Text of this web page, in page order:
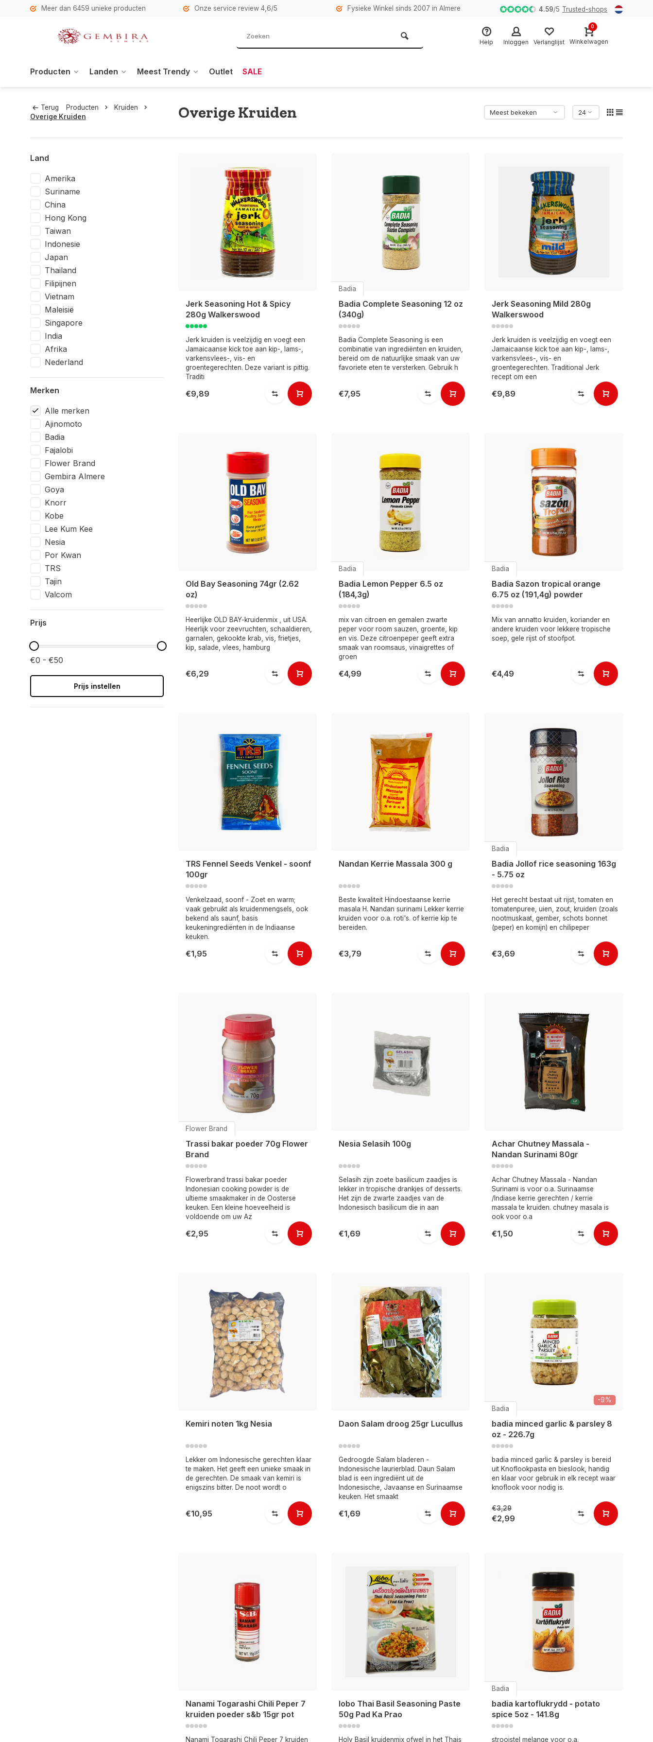
Meer dan 6459 unieke producten Onze service review 4,6/5 Fysieke Winkel sinds 2007 in Almere 4.59/5 Trusted-shops
Help Inloggen Verlanglijst
0
Winkelwagen
Producten Landen Meest Trendy Outlet SALE
Terug Producten
Kruiden
Overige Kruiden
Overige Kruiden
Land
Amerika
Suriname
China
Hong Kong
Taiwan
Indonesie
Japan
Thailand
Filipijnen
Vietnam
Maleisië
Singapore
India
Afrika
Nederland
Merken
Alle merken
Ajinomoto
Badia
Fajalobi
Flower Brand
Gembira Almere
Goya
Knorr
Kobe
Lee Kum Kee
Nesia
Por Kwan
TRS
Tajin
Valcom
Prijs
€0 - €50
Prijs instellen
Jerk Seasoning Hot & Spicy
280g Walkerswood
Jerk kruiden is veelzijdig en voegt een
Jamaicaanse kick toe aan kip-, lams-,
varkensvlees-, vis- en
groentegerechten. Deze variant is pittig.
Traditi
€9,89
Badia
Badia Complete Seasoning 12 oz
(340g)
Badia Complete Seasoning is een
combinatie van ingrediënten en kruiden,
bereid om de natuurlijke smaak van uw
favoriete eten te versterken. Gebruik h
€7,95
Jerk Seasoning Mild 280g
Walkerswood
Jerk kruiden is veelzijdig en voegt een
Jamaicaanse kick toe aan kip-, lams-,
varkensvlees-, vis- en
groentegerechten. Traditional Jerk
recept om een
€9,89
Old Bay Seasoning 74gr (2.62
oz)
Heerlijke OLD BAY-kruidenmix , uit USA.
Heerlijk voor zeevruchten, schaaldieren,
garnalen, gekookte krab, vis, frietjes,
kip, salade, vlees, hamburg
€6,29
Badia
Badia Lemon Pepper 6.5 oz
(184,3g)
mix van citroen en gemalen zwarte
peper voor room sauzen, groente, kip
en vis. Deze citroenpeper geeft extra
smaak van roomsaus, vinaigrettes of
groen
€4,99
Badia
Badia Sazon tropical orange
6.75 oz (191,4g) powder
Mix van annatto kruiden, koriander en
andere kruiden voor lekkere tropische
soep, gele rijst of stoofpot.
€4,49
TRS Fennel Seeds Venkel - soonf
100gr
Venkelzaad, soonf - Zoet en warm;
vaak gebruikt als kruidenmengsels, ook
bekend als saunf, basis
keukeningrediënten in de Indiaanse
keuken.
€1,95
Nandan Kerrie Massala 300 g
Beste kwaliteit Hindoestaanse kerrie
masala H. Nandan surinami Lekker kerrie
kruiden voor o.a. roti's. of kerrie kip te
bereiden.
€3,79
Badia
Badia Jollof rice seasoning 163g
- 5.75 oz
Het gerecht bestaat uit rijst, tomaten en
tomatenpuree, uien, zout, kruiden (zoals
nootmuskaat, gember, schots bonnet
(peper) en komijn) en chilipeper
€3,69
Flower Brand
Trassi bakar poeder 70g Flower
Brand
Flowerbrand trassi bakar poeder
Indonesian cooking powder is de
ultieme smaakmaker in de Oosterse
keuken. Een kleine hoeveelheid is
voldoende om uw Az
€2,95
Nesia Selasih 100g
Selasih zijn zoete basilicum zaadjes is
lekker in tropische drankjes of desserts.
Het zijn de zwarte zaadjes van de
Indonesisch basilicum die in aan
€1,69
Achar Chutney Massala -
Nandan Surinami 80gr
Achar Chutney Massala - Nandan
Surinami is voor o.a. Surinaamse
/Indiase kerrie gerechten / kerrie
massala te kruiden. chutney masala is
ook voor o.a
€1,50
Kemiri noten 1kg Nesia
Lekker om Indonesische gerechten klaar
te maken. Het geeft een unieke smaak in
de gerechten. De smaak van kemiri is
enigszins bitter. De noot wordt o
€10,95
Daon Salam droog 25gr Lucullus
Gedroogde Salam bladeren -
Indonesische laurierblad. Daun Salam
blad is een ingrediënt uit de
Indonesische, Javaanse en Surinaamse
keuken. Het smaakt
€1,69
-9%
Badia
badia minced garlic & parsley 8
oz - 226.7g
badia minced garlic & parsley is bereid
uit Knoflookpasta en bieslook, handig
en klaar voor gebruik in elk recept waar
knoflook voor nodig is.
€3,29
€2,99
Nanami Togarashi Chili Peper 7
kruiden poeder s&b 15gr pot
Nanami Togarashi Chili Peper 7 kruiden
lobo Thai Basil Seasoning Paste
50g Pad Ka Prao
Holy Basil kruidenmix ofwel in het Thais
Badia
badia kartoflukrydd - potato
spice 5oz - 141.8g
strooistel melange voor o.a.